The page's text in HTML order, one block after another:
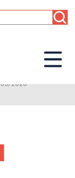
05/2020